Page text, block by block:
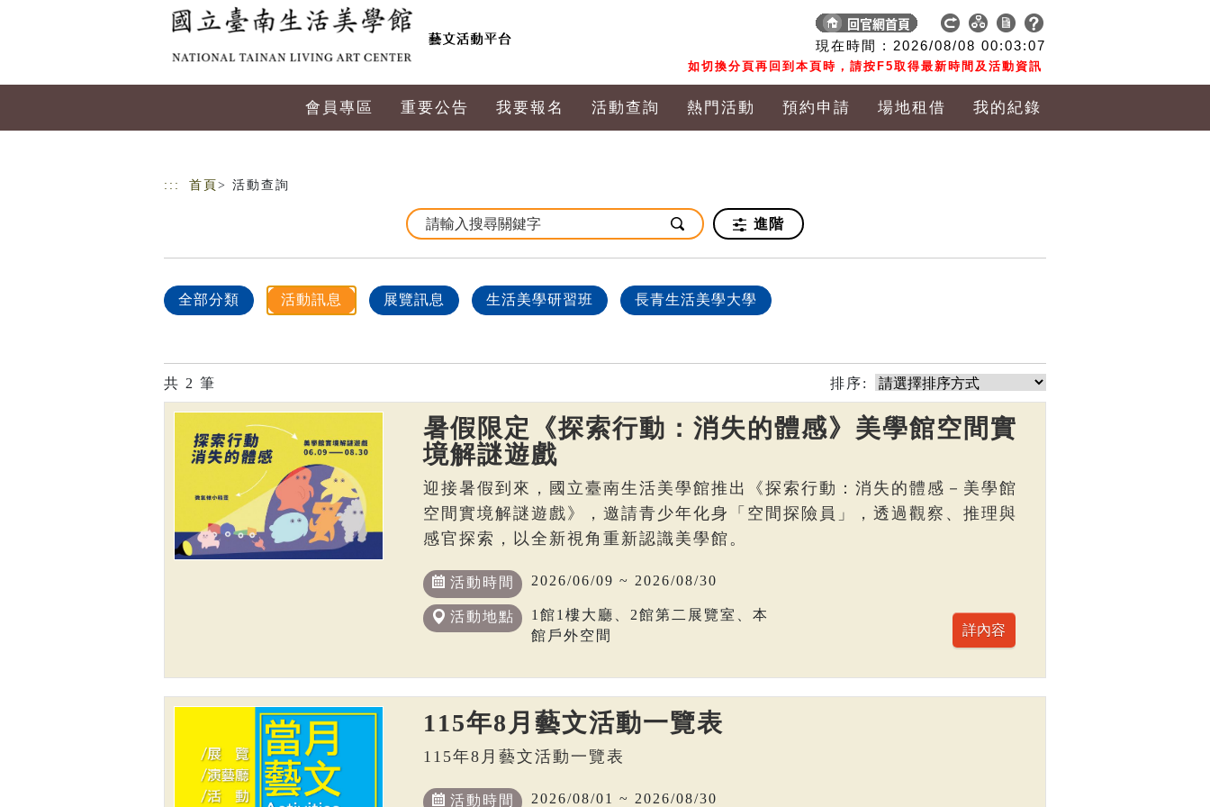
現在時間 : 2026/08/08 00:03:08
如切換分頁再回到本頁時，請按F5取得最新時間及活動資訊
會員專區 重要公告 我要報名 活動查詢 熱門活動 預約申請 場地租借 我的紀錄
::: 首頁 > 活動查詢
進階
全部分類 活動訊息 展覽訊息 生活美學研習班 長青生活美學大學
共 2 筆 排序:
暑假限定《探索行動：消失的體感》美學館空間實
境解謎遊戲
迎接暑假到來，國立臺南生活美學館推出《探索行動：消失的體感－美學館
空間實境解謎遊戲》，邀請青少年化身「空間探險員」，透過觀察、推理與
感官探索，以全新視角重新認識美學館。
活動時間 2026/06/09 ~ 2026/08/30
活動地點
1館1樓大廳、2館第二展覽室、本
館戶外空間
115年8月藝文活動一覽表
115年8月藝文活動一覽表
活動時間 2026/08/01 ~ 2026/08/30